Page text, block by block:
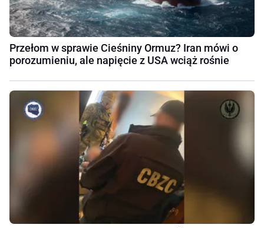
Przełom w sprawie Cieśniny Ormuz? Iran mówi o
porozumieniu, ale napięcie z USA wciąż rośnie